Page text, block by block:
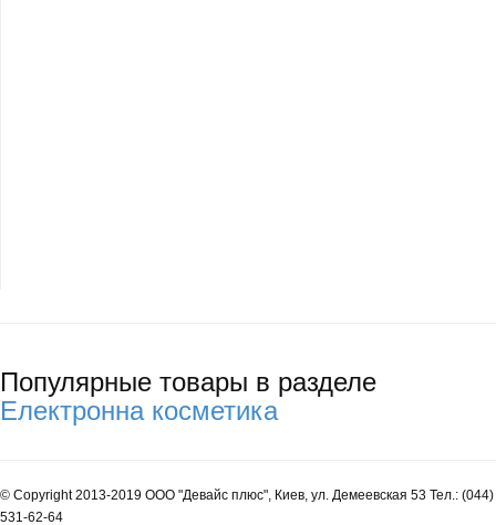
Популярные товары в разделе
Електронна косметика
© Copyright 2013-2019 ООО "Девайс плюс", Киев, ул. Демеевская 53 Тел.: (044)
531-62-64